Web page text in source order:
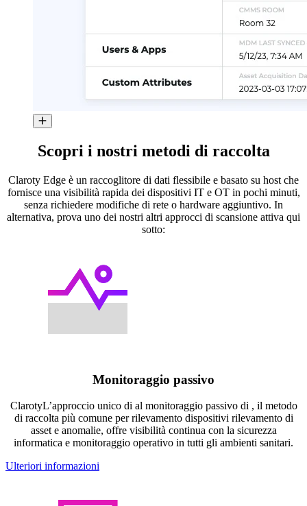
Scopri i nostri metodi di raccolta
Claroty Edge è un raccoglitore di dati flessibile e basato su host che
fornisce una visibilità rapida dei dispositivi IT e OT in pochi minuti,
senza richiedere modifiche di rete o hardware aggiuntivo. In
alternativa, prova uno dei nostri altri approcci di scansione attiva qui
sotto:
Monitoraggio passivo
ClarotyL’approccio unico di al monitoraggio passivo di , il metodo
di raccolta più comune per rilevamento dispositivi rilevamento di
asset e anomalie, offre visibilità continua con la sicurezza
informatica e monitoraggio operativo in tutti gli ambienti sanitari.
Ulteriori informazioni